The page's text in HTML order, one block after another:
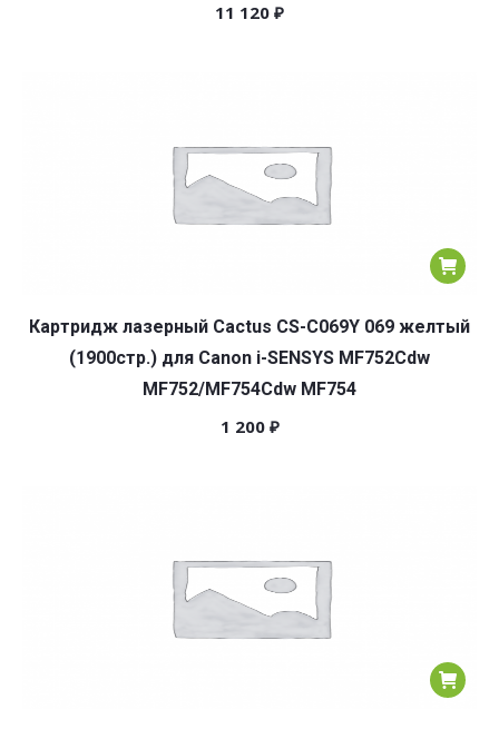
11 120 ₽
Картридж лазерный Cactus CS-C069Y 069 желтый
(1900стр.) для Canon i-SENSYS MF752Cdw
MF752/MF754Cdw MF754
1 200 ₽